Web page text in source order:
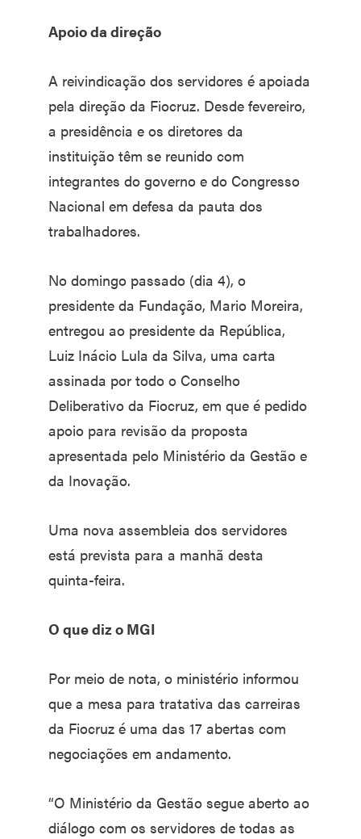
Apoio da direção
A reivindicação dos servidores é apoiada
pela direção da Fiocruz. Desde fevereiro,
a presidência e os diretores da
instituição têm se reunido com
integrantes do governo e do Congresso
Nacional em defesa da pauta dos
trabalhadores.
No domingo passado (dia 4), o
presidente da Fundação, Mario Moreira,
entregou ao presidente da República,
Luiz Inácio Lula da Silva, uma carta
assinada por todo o Conselho
Deliberativo da Fiocruz, em que é pedido
apoio para revisão da proposta
apresentada pelo Ministério da Gestão e
da Inovação.
Uma nova assembleia dos servidores
está prevista para a manhã desta
quinta-feira.
O que diz o MGI
Por meio de nota, o ministério informou
que a mesa para tratativa das carreiras
da Fiocruz é uma das 17 abertas com
negociações em andamento.
“O Ministério da Gestão segue aberto ao
diálogo com os servidores de todas as